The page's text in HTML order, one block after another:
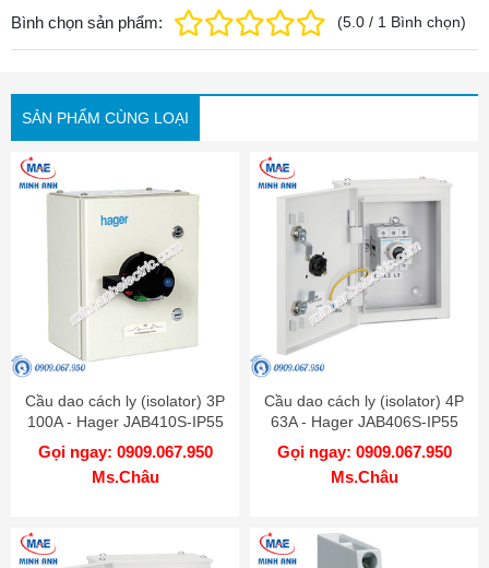
Bình chọn sản phẩm: (5.0 / 1 Bình chọn)
SẢN PHẨM CÙNG LOẠI
Cầu dao cách ly (isolator) 3P
100A - Hager JAB410S-IP55
Gọi ngay: 0909.067.950
Ms.Châu
Cầu dao cách ly (isolator) 4P
63A - Hager JAB406S-IP55
Gọi ngay: 0909.067.950
Ms.Châu